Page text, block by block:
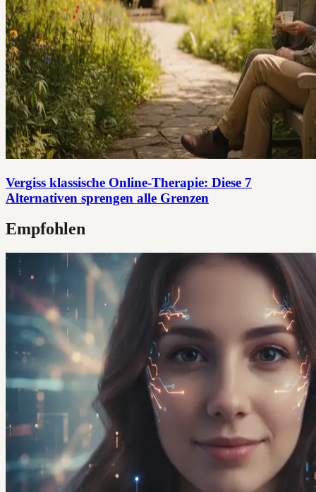
Vergiss klassische Online-Therapie: Diese 7
Alternativen sprengen alle Grenzen
Empfohlen